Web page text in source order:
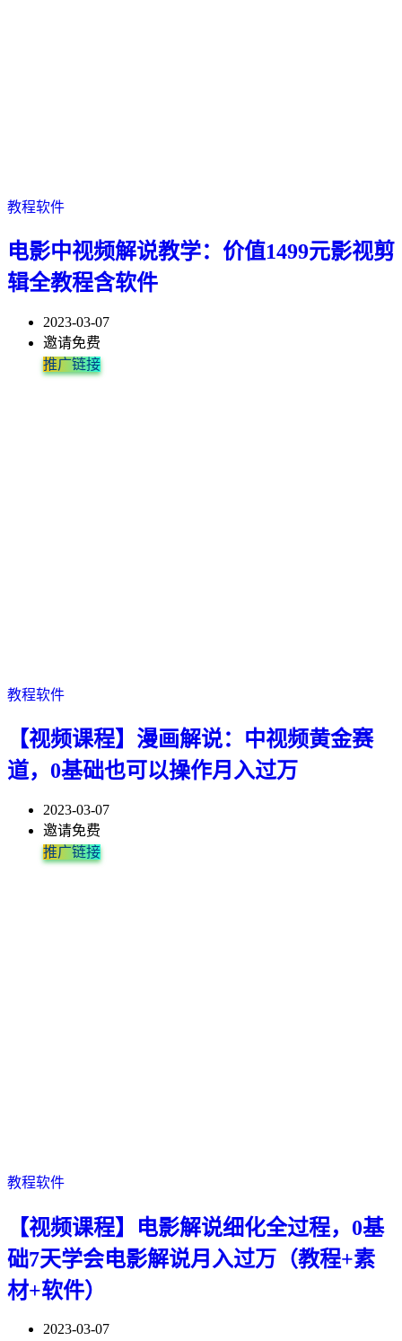
教程软件
电影中视频解说教学：价值1499元影视剪
辑全教程含软件
2023-03-07
邀请免费
推广链接
教程软件
【视频课程】漫画解说：中视频黄金赛
道，0基础也可以操作月入过万
2023-03-07
邀请免费
推广链接
教程软件
【视频课程】电影解说细化全过程，0基
础7天学会电影解说月入过万（教程+素
材+软件）
2023-03-07